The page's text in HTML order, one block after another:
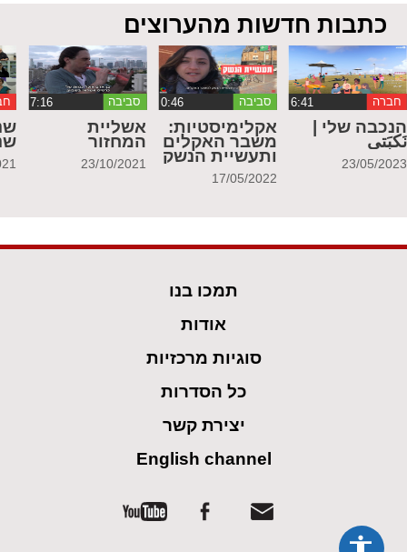
כתבות חדשות מהערוצים
חברה
הנכבה שלי |
نَكبَتي
23/05/2023
סביבה ‏0:46
אקלימיסטיות:
משבר האקלים
ותעשיית הנשק
17/05/2022
סביבה
אשליית
המחזור
23/10/2021
תמכו בנו
אודות
סוגיות מרכזיות
כל הסדרות
יצירת קשר
English channel